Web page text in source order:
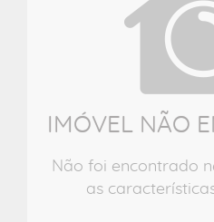
IMÓVEL NÃO
Não foi encontrado
as